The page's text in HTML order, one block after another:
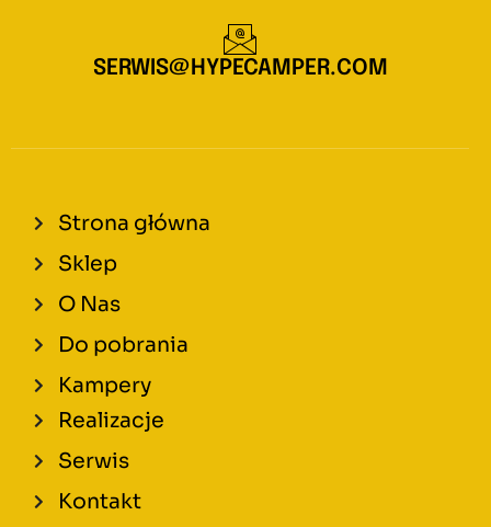
SERWIS@HYPECAMPER.COM
Strona główna
Sklep
O Nas
Do pobrania
Kampery
Realizacje
Serwis
Kontakt